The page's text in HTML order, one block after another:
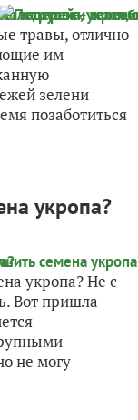
травы, отлично
им
зелени
позаботиться
укропа?
укропа? Не с
Вот пришла
не могу